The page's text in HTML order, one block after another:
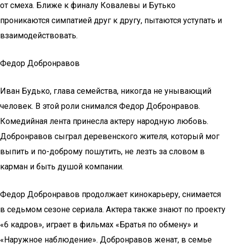
от смеха. Ближе к финалу Ковалевы и Бутько
проникаются симпатией друг к другу, пытаются уступать и
взаимодействовать.
Федор Добронравов
Иван Будько, глава семейства, никогда не унывающий
человек. В этой роли снимался Федор Добронравов.
Комедийная лента принесла актеру народную любовь.
Добронравов сыграл деревенского жителя, который мог
выпить и по-доброму пошутить, не лезть за словом в
карман и быть душой компании.
Федор Добронравов продолжает кинокарьеру, снимается
в седьмом сезоне сериала. Актера также знают по проекту
«6 кадров», играет в фильмах «Братья по обмену» и
«Наружное наблюдение». Добронравов женат, в семье